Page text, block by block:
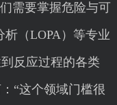
需要掌握危险与可
（LOPA）等专业
反应过程的各类
“这个领域门槛很